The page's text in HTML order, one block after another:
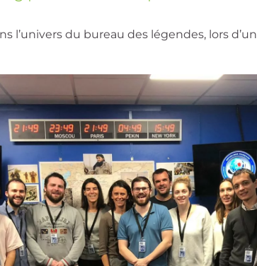
l’univers du bureau des légendes, lors